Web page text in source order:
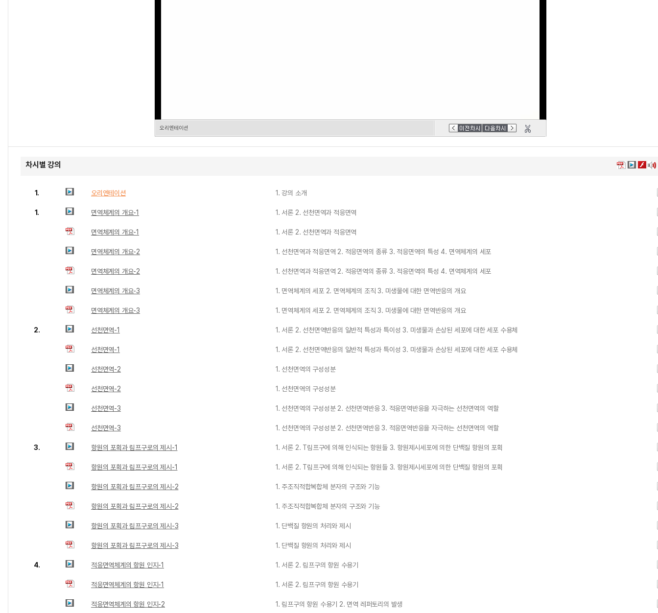
오리엔테이션
차시별 강의
1. 오리엔테이션 1. 강의 소개
1. 면역체계의 개요-1 1. 서론 2. 선천면역과 적응면역
면역체계의 개요-1 1. 서론 2. 선천면역과 적응면역
면역체계의 개요-2 1. 선천면역과 적응면역 2. 적응면역의 종류 3. 적응면역의 특성 4. 면역체계의 세포
면역체계의 개요-2 1. 선천면역과 적응면역 2. 적응면역의 종류 3. 적응면역의 특성 4. 면역체계의 세포
면역체계의 개요-3 1. 면역체계의 세포 2. 면역체계의 조직 3. 미생물에 대한 면역반응의 개요
면역체계의 개요-3 1. 면역체계의 세포 2. 면역체계의 조직 3. 미생물에 대한 면역반응의 개요
2. 선천면역-1 1. 서론 2. 선천면역반응의 일반적 특성과 특이성 3. 미생물과 손상된 세포에 대한 세포 수용체
선천면역-1 1. 서론 2. 선천면역반응의 일반적 특성과 특이성 3. 미생물과 손상된 세포에 대한 세포 수용체
선천면역-2 1. 선천면역의 구성성분
선천면역-2 1. 선천면역의 구성성분
선천면역-3 1. 선천면역의 구성성분 2. 선천면역반응 3. 적응면역반응을 자극하는 선천면역의 역할
선천면역-3 1. 선천면역의 구성성분 2. 선천면역반응 3. 적응면역반응을 자극하는 선천면역의 역할
3. 항원의 포획과 림프구로의 제시-1 1. 서론 2. T림프구에 의해 인식되는 항원들 3. 항원제시세포에 의한 단백질 항원의 포획
항원의 포획과 림프구로의 제시-1 1. 서론 2. T림프구에 의해 인식되는 항원들 3. 항원제시세포에 의한 단백질 항원의 포획
항원의 포획과 림프구로의 제시-2 1. 주조직적합복합체 분자의 구조와 기능
항원의 포획과 림프구로의 제시-2 1. 주조직적합복합체 분자의 구조와 기능
항원의 포획과 림프구로의 제시-3 1. 단백질 항원의 처리와 제시
항원의 포획과 림프구로의 제시-3 1. 단백질 항원의 처리와 제시
4. 적응면역체계의 항원 인지-1 1. 서론 2. 림프구의 항원 수용기
적응면역체계의 항원 인지-1 1. 서론 2. 림프구의 항원 수용기
적응면역체계의 항원 인지-2 1. 림프구의 항원 수용기 2. 면역 레퍼토리의 발생